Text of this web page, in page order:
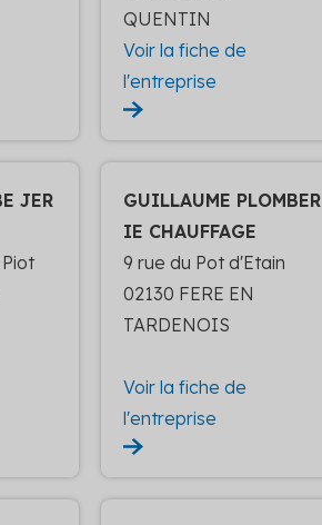
QUENTIN
Voir la fiche de
l'entreprise
JER
GUILLAUME PLOMBER
IE CHAUFFAGE
9 rue du Pot d'Etain
02130 FERE EN
TARDENOIS
Voir la fiche de
l'entreprise